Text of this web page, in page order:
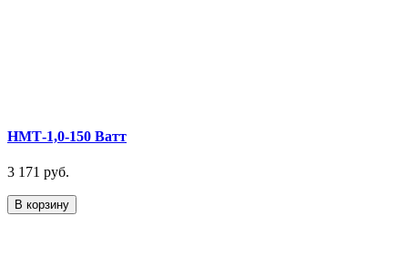
НМТ-1,0-150 Ватт
3 171 руб.
В корзину